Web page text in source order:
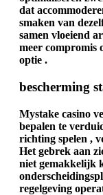
dat
smaken van
samen vloeiend
meer compromis
optie .
bescherming
Mystake casino
bepalen te
richting spelen ,
Het gebrek aan
niet gemakkelijk
regelgeving